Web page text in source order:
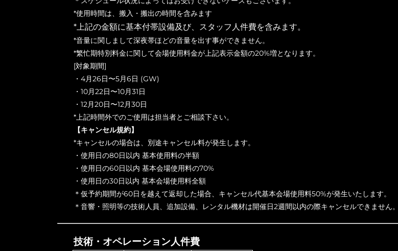
*使用時間は、搬入・搬出の時間を含みます
*上記の金額に基本付帯設備及び、スタッフ人件費を含みます。
*音量に関しまして深夜帯ほどの音量を出す事ができません。
*繁忙期特別料金に関して会場使用料金が上記表示金額の20%増となります。
[対象期間]
・4月26日〜5月6日 (GW)
・10月22日〜10月31日
・12月20日〜12月30日
*上記時間外でのご使用は担当者とご相談下さい。
【キャンセル規約】
*キャンセルの場合は、別途キャンセル料が発生します。
・使用日の80日以内 基本使用料の半額
・使用日の60日以内 基本会場使用料の70%
・使用日の30日以内 基本会場使用料全額
＊仮予約期間が60日を越えて返却した場合、キャンセル代基本会場使用料50%が発生いたします。
＊音響・照明等の技術人員、追加設備、レンタル機材は開催日2週間以内の際キャンセルできません。
技術・オペレーション人件費